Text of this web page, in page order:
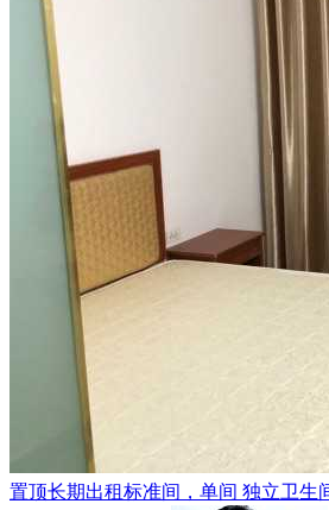
置顶长期出租标准间，单间 独立卫生